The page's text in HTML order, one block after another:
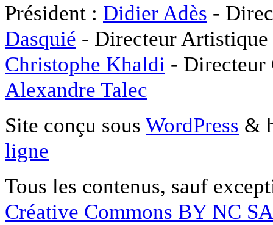
Président : Didier Adès -
Dasquié - Directeur
Christophe Khaldi -
Alexandre Talec
Site conçu sous WordPress &
ligne
Tous les contenus, sauf
Créative Commons BY NC SA